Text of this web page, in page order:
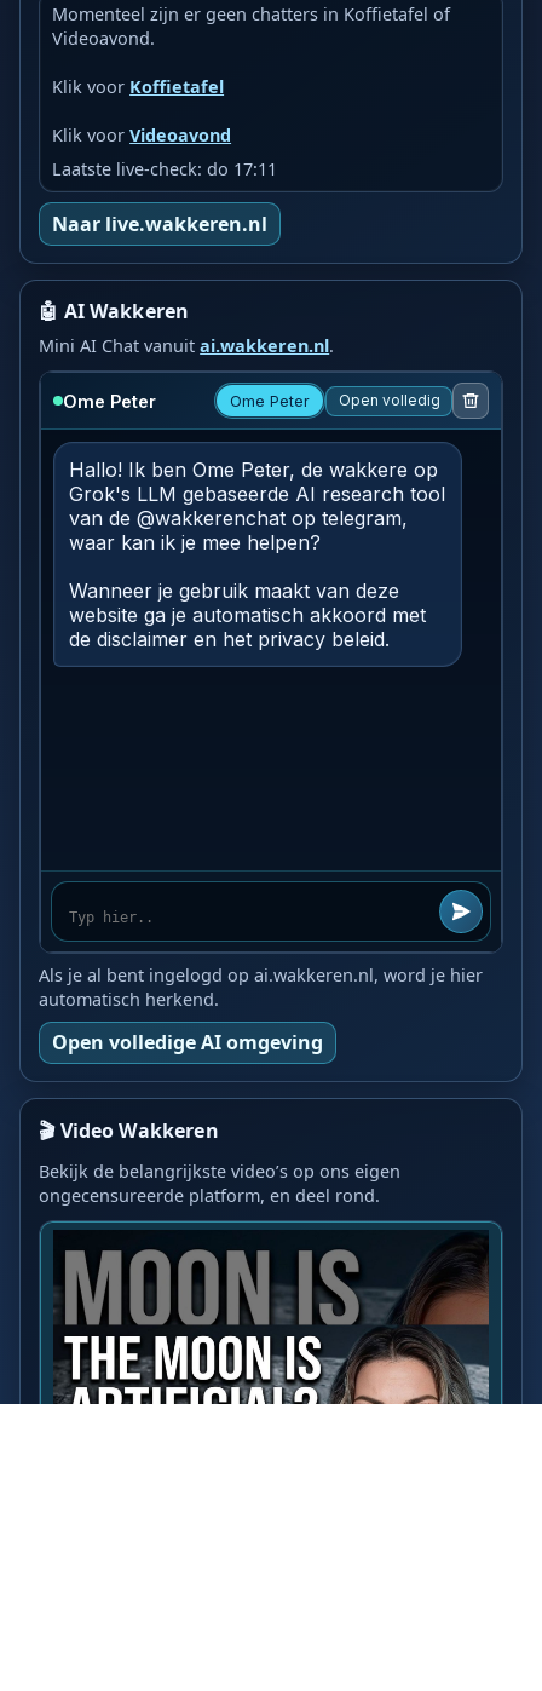
Momenteel zijn er geen chatters in Koffietafel of
Videoavond.
Klik voor Koffietafel
Klik voorVideoavond
Laatste live-check: do 17:11
Naar live.wakkeren.nl
🤖 AI Wakkeren
Mini AI Chat vanuitai.wakkeren.nl.
Als je al bent ingelogd op ai.wakkeren.nl, word je hier
automatisch herkend.
Open volledige AI omgeving
🎬 Video Wakkeren
Bekijk de belangrijkste video’s op ons eigen
ongecensureerde platform, en deel rond.